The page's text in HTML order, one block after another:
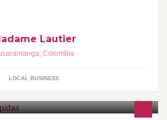
Lautier
, Colombia
LOCAL BUSINESS